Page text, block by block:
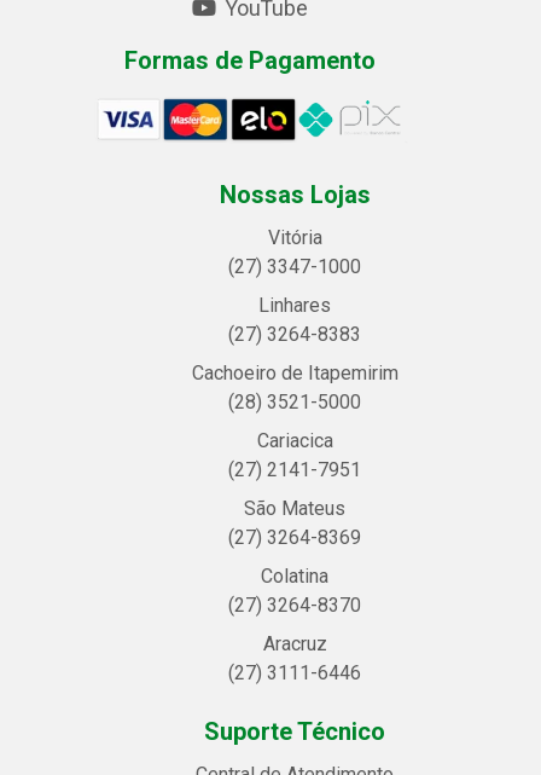
YouTube
Formas de Pagamento
Nossas Lojas
Vitória
(27) 3347-1000
Linhares
(27) 3264-8383
Cachoeiro de Itapemirim
(28) 3521-5000
Cariacica
(27) 2141-7951
São Mateus
(27) 3264-8369
Colatina
(27) 3264-8370
Aracruz
(27) 3111-6446
Suporte Técnico